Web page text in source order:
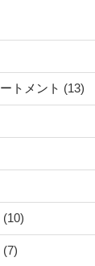
トメント 1313
個
1010
個
77